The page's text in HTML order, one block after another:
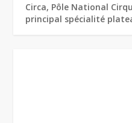
Circa, Pôle National
principal spécialité